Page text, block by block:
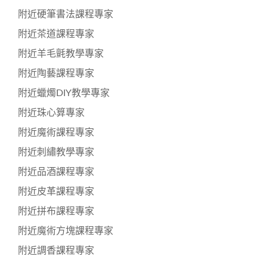
附近硬筆書法課程專家
附近茶道課程專家
附近羊毛氈教學專家
附近陶藝課程專家
附近蠟燭DIY教學專家
附近珠心算專家
附近魔術課程專家
附近刺繡教學專家
附近品酒課程專家
附近皮革課程專家
附近拼布課程專家
附近魔術方塊課程專家
附近調香課程專家